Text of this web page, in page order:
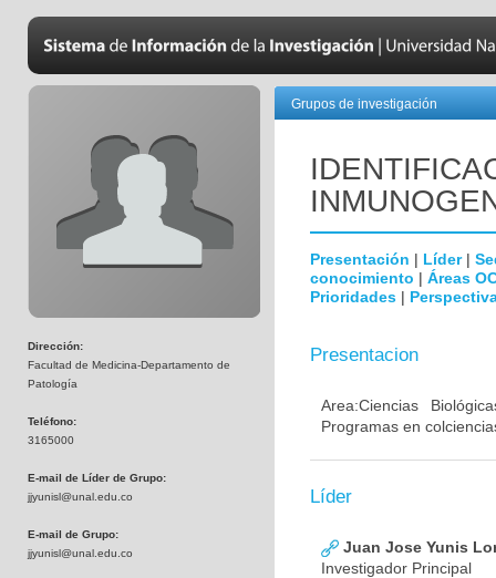
Dirección:
Facultad de Medicina-Departamento de
Patología
Teléfono:
3165000
E-mail de Líder de Grupo:
jjyunisl@unal.edu.co
E-mail de Grupo:
jjyunisl@unal.edu.co
Grupos de investigación
Presentación | Líder|
conocimiento | Áreas
Prioridades |
Presentacion
Area:Ciencias
Programas en
Líder
Juan Jose Yunis
Investigador Principal